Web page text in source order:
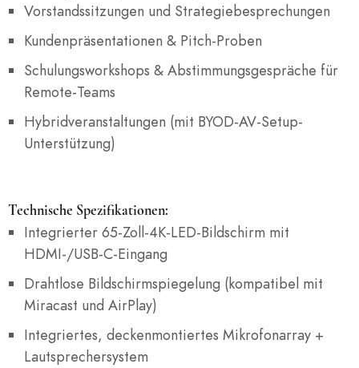
Vorstandssitzungen und Strategiebesprechungen
Kundenpräsentationen & Pitch-Proben
Schulungsworkshops & Abstimmungsgespräche für
Remote-Teams
Hybridveranstaltungen (mit BYOD-AV-Setup-
Unterstützung)
Technische Spezifikationen:
Integrierter 65-Zoll-4K-LED-Bildschirm mit
HDMI-/USB-C-Eingang
Drahtlose Bildschirmspiegelung (kompatibel mit
Miracast und AirPlay)
Integriertes, deckenmontiertes Mikrofonarray +
Lautsprechersystem